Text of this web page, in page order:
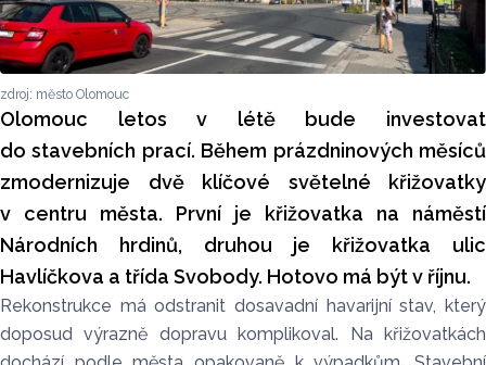
zdroj: město Olomouc
Olomouc letos v létě bude investovat
do stavebních prací. Během prázdninových měsíců
zmodernizuje dvě klíčové světelné křižovatky
v centru města. První je křižovatka na náměstí
Národních hrdinů, druhou je křižovatka ulic
Havlíčkova a třída Svobody. Hotovo má být v říjnu.
Rekonstrukce má odstranit dosavadní havarijní stav, který
doposud výrazně dopravu komplikoval. Na křižovatkách